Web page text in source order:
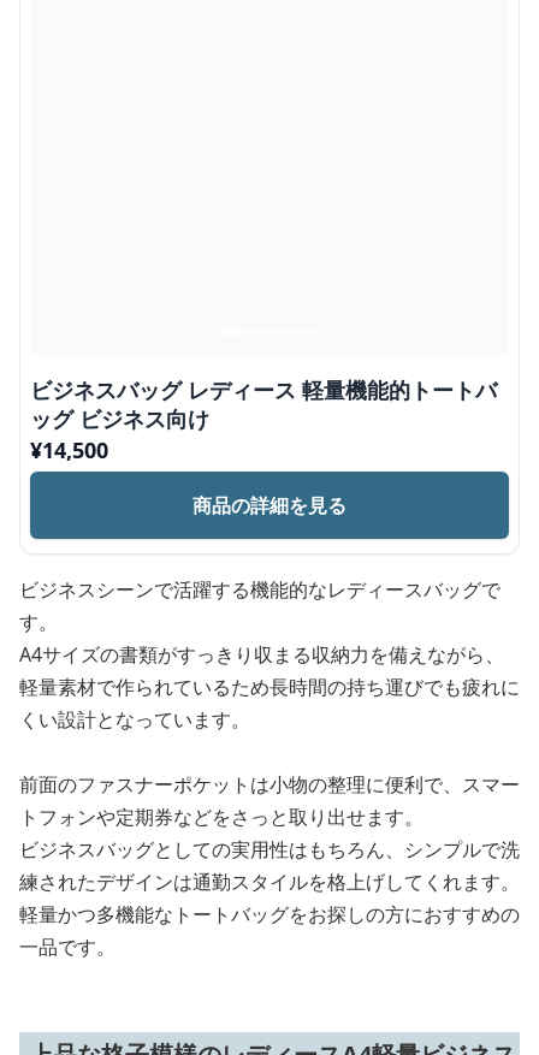
ビジネスバッグ レディース 軽量機能的トートバ
ッグ ビジネス向け
¥14,500
商品の詳細を見る
ビジネスシーンで活躍する機能的なレディースバッグで
す。
A4サイズの書類がすっきり収まる収納力を備えながら、
軽量素材で作られているため長時間の持ち運びでも疲れに
くい設計となっています。
前面のファスナーポケットは小物の整理に便利で、スマー
トフォンや定期券などをさっと取り出せます。
ビジネスバッグとしての実用性はもちろん、シンプルで洗
練されたデザインは通勤スタイルを格上げしてくれます。
軽量かつ多機能なトートバッグをお探しの方におすすめの
一品です。